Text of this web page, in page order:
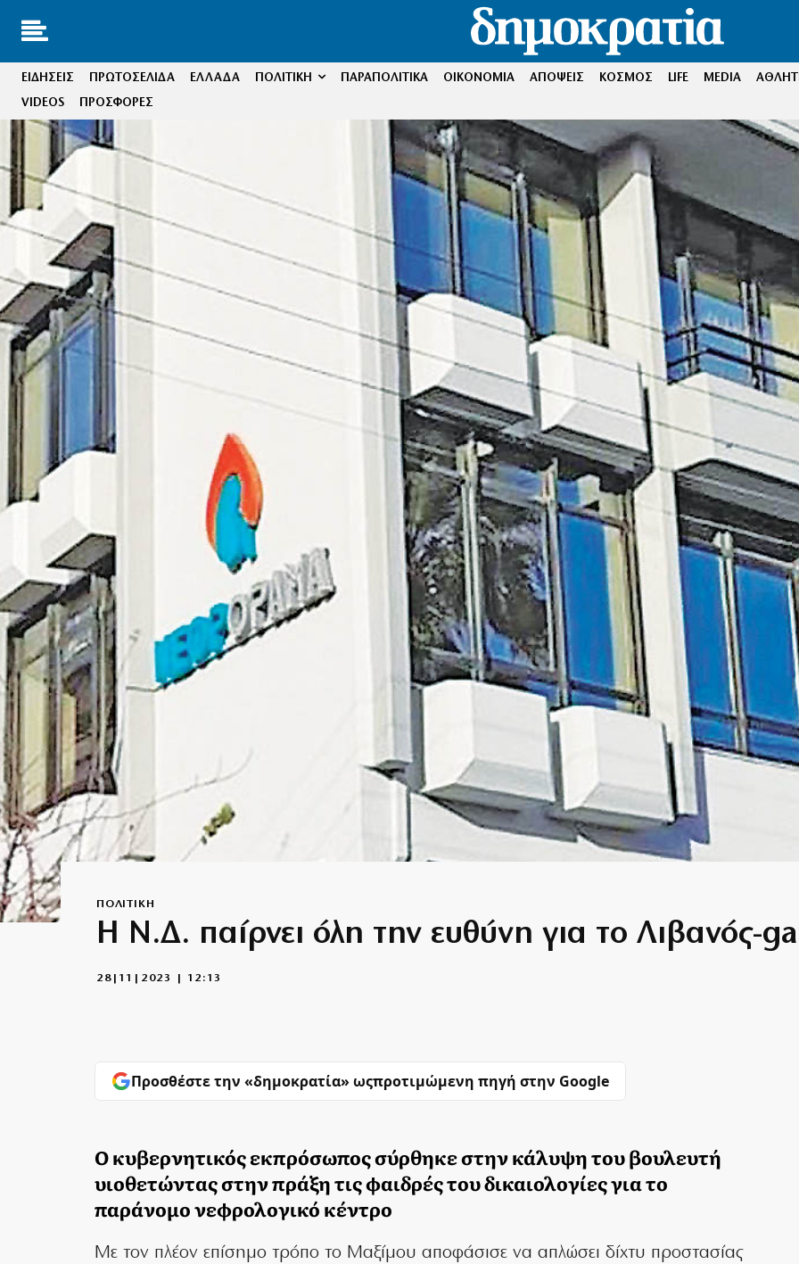
ΕΙΔΗΣΕΙΣ ΠΡΩΤΟΣΕΛΙΔΑ ΕΛΛΑΔΑ ΠΟΛΙΤΙΚΗ ΠΑΡΑΠΟΛΙΤΙΚΑ ΟΙΚΟΝΟΜΙΑ ΑΠΟΨΕΙΣ ΚΟΣΜΟΣ LIFE MEDIA
VIDEOS
ΠΡΟΣΦΟΡΕΣ
ΠΟΛΙΤΙΚΗ
Η Ν.Δ. παίρνει όλη την ευθύνη για το Λιβανός-
28|11|2023 | 12:13
Προσθέστε την «δημοκρατία» ωςπροτιμώμενη πηγή στην Google
Ο κυβερνητικός εκπρόσωπος σύρθηκε στην κάλυψη του βουλευτή
υιοθετώντας στην πράξη τις φαιδρές του δικαιολογίες για το
παράνομο νεφρολογικό κέντρο
Με τον πλέον επίσημο τρόπο το Μαξίμου αποφάσισε να απλώσει δίχτυ προστασίας